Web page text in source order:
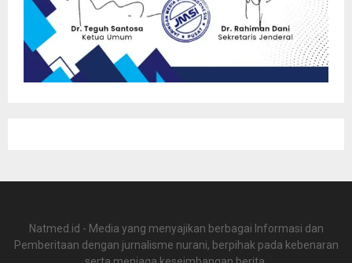
Natmed.id - Media yang menyajikan berbagai Informasi dan
Pemberitaan dengan jurnalisme nurani, berpihak pada kebenaran